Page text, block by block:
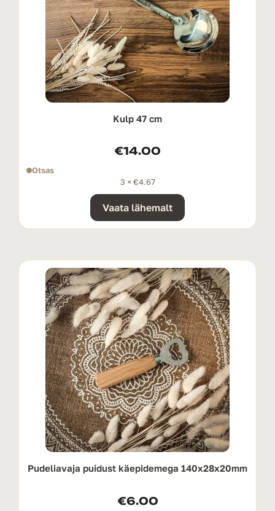
Kulp 47 cm
€14.00
Otsas
3 × €4.67
Vaata lähemalt
Pudeliavaja puidust käepidemega 140x28x20mm
€6.00